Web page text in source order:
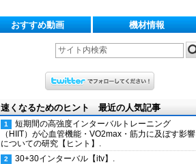
おすすめ動画 機材情報
速くなるためのヒント 最近の人気記事
短期間の高強度インターバルトレーニング
（HIIT）が心血管機能・VO2max・筋力に及ぼす影響
についての研究【ヒント】.
30+30インターバル【itv】.